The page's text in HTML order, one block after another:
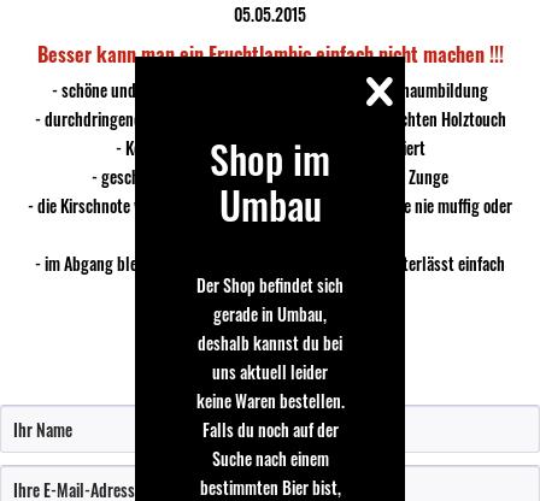
05.05.2015
Besser kann man ein Fruchtlambic einfach nicht machen !!!
- schöne undurchdringliche rote Farbe mit leichter Schaumbildung
- durchdringende säuerliche Kirscharomen mit einem leichten Holztouch
- Kohlensäure perfekt zum Bier passend dosiert
- geschmacklich kitzelt die Säure richtig auf der Zunge
- die Kirschnote wird nie aufdringlich süß bzw. die Fassnote nie muffig oder
- im Abgang bleibt alles harmonisch im Einklang und hinterlässt einfach
eine fantastische Note
Bewertung schreiben
Shop im
Umbau
Der Shop befindet sich
gerade in Umbau,
deshalb kannst du bei
uns aktuell leider
keine Waren bestellen.
Falls du noch auf der
Suche nach einem
bestimmten Bier bist,